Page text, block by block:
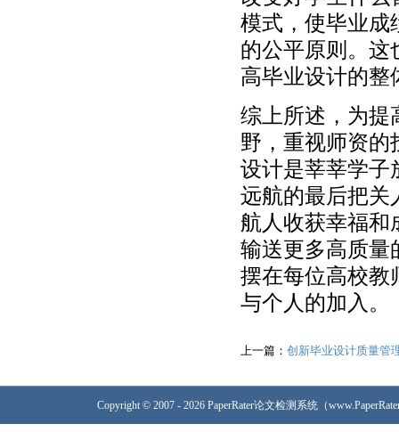
模式，使毕业成
的公平原则。这
高毕业设计的整
综上所述，为提
野，重视师资的
设计是莘莘学子
远航的最后把关
航人收获幸福和
输送更多高质量
摆在每位高校教
与个人的加入。
上一篇： 创新毕业设计质量管
Copyright © 2007 - 2026 PaperRater论文检测系统（